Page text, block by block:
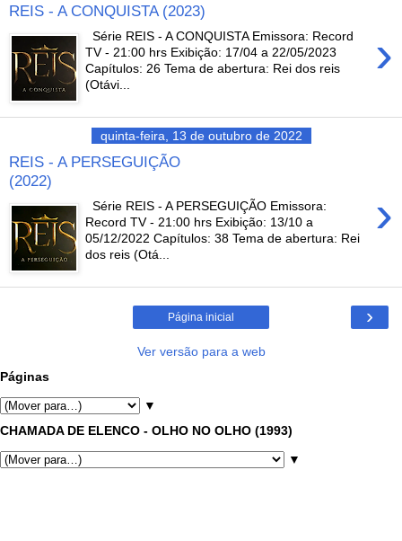
REIS - A CONQUISTA (2023)
›
Série REIS - A CONQUISTA Emissora: Record
TV - 21:00 hrs Exibição: 17/04 a 22/05/2023
Capítulos: 26 Tema de abertura: Rei dos reis
(Otávi...
quinta-feira, 13 de outubro de 2022
REIS - A PERSEGUIÇÃO
(2022)
›
Série REIS - A PERSEGUIÇÃO Emissora:
Record TV - 21:00 hrs Exibição: 13/10 a
05/12/2022 Capítulos: 38 Tema de abertura: Rei
dos reis (Otá...
›
Página inicial
Ver versão para a web
Páginas
▼
CHAMADA DE ELENCO - OLHO NO OLHO (1993)
▼